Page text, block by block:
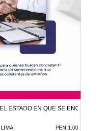
ESTADO EN QUE SE ENCUENTRE
LIMA PEN 1.00